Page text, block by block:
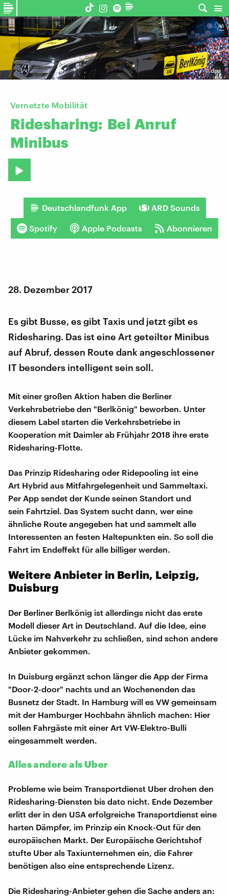
©dpa
Vernetzte Mobilität
Ridesharing: Bei Anruf
Minibus
Deutschlandfunk App ARD Sounds
Spotify Apple Podcasts Abonnieren
28. Dezember 2017
Es gibt Busse, es gibt Taxis und jetzt gibt es
Ridesharing. Das ist eine Art geteilter Minibus
auf Abruf, dessen Route dank angeschlossener
IT besonders intelligent sein soll.
Mit einer großen Aktion haben die Berliner
Verkehrsbetriebe den "Berlkönig" beworben. Unter
diesem Label starten die Verkehrsbetriebe in
Kooperation mit Daimler ab Frühjahr 2018 ihre erste
Ridesharing-Flotte.
Das Prinzip Ridesharing oder Ridepooling ist eine
Art Hybrid aus Mitfahrgelegenheit und Sammeltaxi.
Per App sendet der Kunde seinen Standort und
sein Fahrtziel. Das System sucht dann, wer eine
ähnliche Route angegeben hat und sammelt alle
Interessenten an festen Haltepunkten ein. So soll die
Fahrt im Endeffekt für alle billiger werden.
Weitere Anbieter in Berlin, Leipzig,
Duisburg
Der Berliner Berlkönig ist allerdings nicht das erste
Modell dieser Art in Deutschland. Auf die Idee, eine
Lücke im Nahverkehr zu schließen, sind schon andere
Anbieter gekommen.
In Duisburg ergänzt schon länger die App der Firma
"Door-2-door" nachts und an Wochenenden das
Busnetz der Stadt. In Hamburg will es VW gemeinsam
mit der Hamburger Hochbahn ähnlich machen: Hier
sollen Fahrgäste mit einer Art VW-Elektro-Bulli
eingesammelt werden.
Alles andere als Uber
Probleme wie beim Transportdienst Uber drohen den
Ridesharing-Diensten bis dato nicht. Ende Dezember
erlitt der in den USA erfolgreiche Transportdienst eine
harten Dämpfer, im Prinzip ein Knock-Out für den
europäischen Markt. Der Europäische Gerichtshof
stufte Uber als Taxiunternehmen ein, die Fahrer
benötigen also eine entsprechende Lizenz.
Die Ridesharing-Anbieter gehen die Sache anders an: